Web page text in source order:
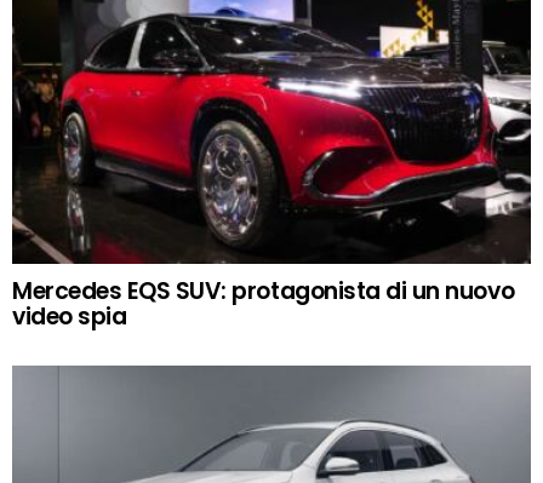
Mercedes EQS SUV: protagonista di un nuovo
video spia